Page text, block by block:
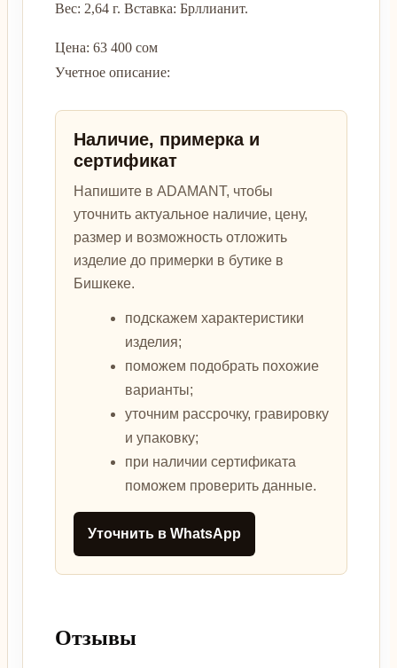
Вес: 2,64 г. Вставка: Брллианит.
Цена: 63 400 сом
Учетное описание:
Наличие, примерка и
сертификат
Напишите в ADAMANT, чтобы
уточнить актуальное наличие, цену,
размер и возможность отложить
изделие до примерки в бутике в
Бишкеке.
подскажем характеристики
изделия;
поможем подобрать похожие
варианты;
уточним рассрочку, гравировку
и упаковку;
при наличии сертификата
поможем проверить данные.
Уточнить в WhatsApp
Отзывы